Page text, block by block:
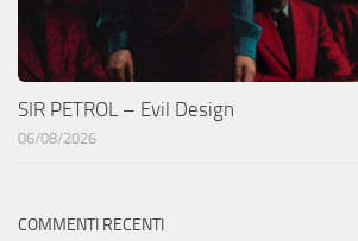
SIR PETROL – Evil Design
06/08/2026
COMMENTI RECENTI